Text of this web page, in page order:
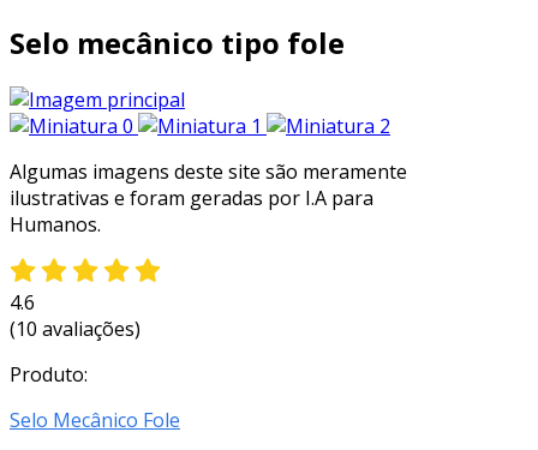
Selo mecânico tipo fole
Algumas imagens deste site são meramente
ilustrativas e foram geradas por I.A para
Humanos.
4.6
(10 avaliações)
Produto:
Selo Mecânico Fole